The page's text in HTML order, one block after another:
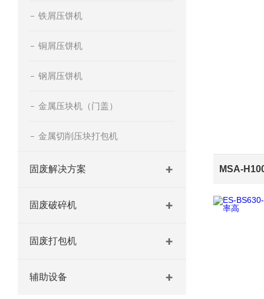
铁屑压饼机
铜屑压饼机
钢屑压饼机
金属压块机（门盖）
金属切削压块打包机
固废解决方案
固废破碎机
固废打包机
辅助设备